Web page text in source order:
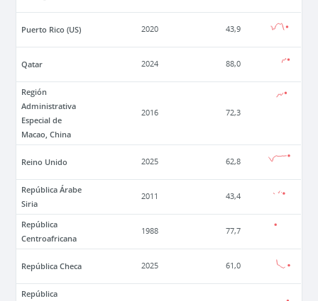
Puerto Rico (US) 2020 43,9
Qatar 2024 88,0
Región
Administrativa
Especial de
Macao, China
2016 72,3
Reino Unido 2025 62,8
República Árabe
Siria
2011 43,4
República
Centroafricana
1988 77,7
República Checa 2025 61,0
República